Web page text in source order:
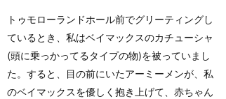
トゥモローランドホール前でグリーティングし
ているとき、私はベイマックスのカチューシャ
(頭に乗っかってるタイプの物)を被っていまし
た。すると、目の前にいたアーミーメンが、私
のベイマックスを優しく抱き上げて、赤ちゃん